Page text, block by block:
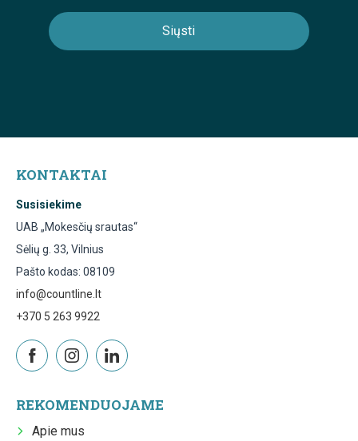
KONTAKTAI
Susisiekime
UAB „Mokesčių srautas“
Sėlių g. 33, Vilnius
Pašto kodas: 08109
info@countline.lt
+370 5 263 9922
REKOMENDUOJAME
Apie mus